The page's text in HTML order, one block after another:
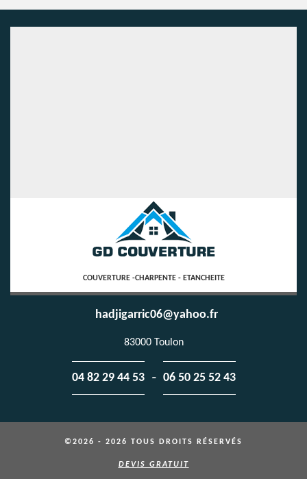
COUVERTURE -CHARPENTE - ETANCHEITE
hadjigarric06@yahoo.fr
83000 Toulon
04 82 29 44 53 - 06 50 25 52 43
©2026 - 2026 TOUS DROITS RÉSERVÉS
DEVIS GRATUIT